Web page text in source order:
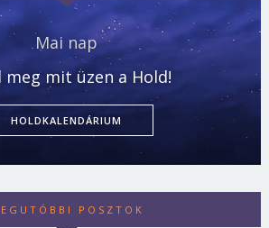
Mai nap
meg mit üzen a Hold!
HOLDKALENDÁRIUM
POSZTOK